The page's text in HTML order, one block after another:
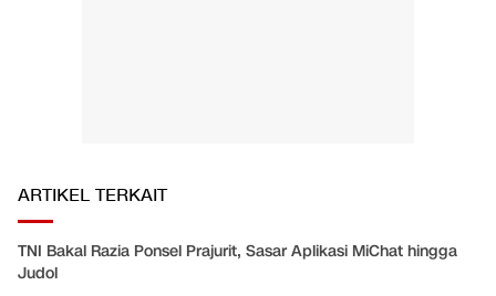
ARTIKEL TERKAIT
TNI Bakal Razia Ponsel Prajurit, Sasar Aplikasi MiChat hingga
Judol